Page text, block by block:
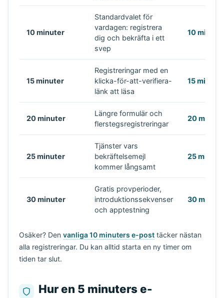
10 minuter
Standardvalet för
vardagen: registrera
dig och bekräfta i ett
svep
10
15 minuter
Registreringar med en
klicka-för-att-verifiera-
länk att läsa
15
20 minuter
Längre formulär och
flerstegsregistreringar
20
25 minuter
Tjänster vars
bekräftelsemejl
kommer långsamt
25
30 minuter
Gratis provperioder,
introduktionssekvenser
och apptestning
30
Osäker? Den vanliga 10 minuters e-posttäcker nästan
alla registreringar. Du kan alltid starta en ny timer om
tiden tar slut.
Hur en 5 minuters e-